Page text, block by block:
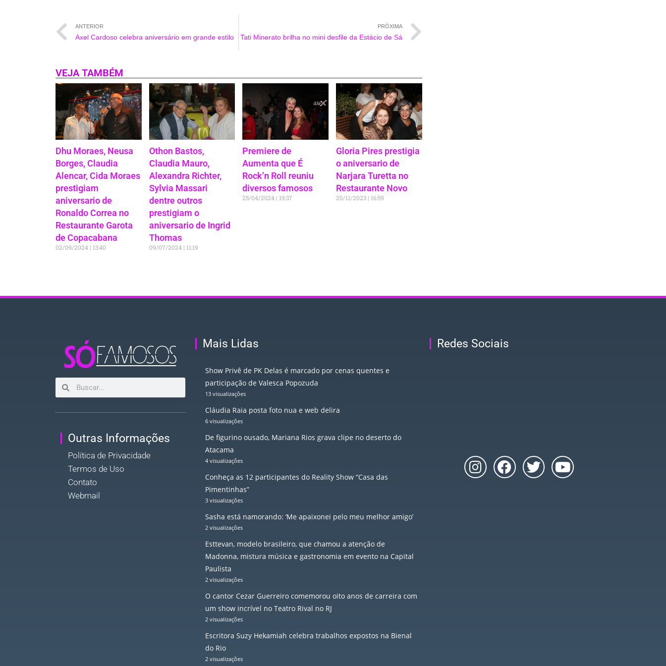
ANTERIOR
Axel Cardoso celebra aniversário em grande estilo
PRÓXIMA
Tati Minerato brilha no mini desfile da Estácio de Sá
VEJA TAMBÉM
Dhu Moraes, Neusa
Borges, Claudia
Alencar, Cida Moraes
prestigiam
aniversario de
Ronaldo Correa no
Restaurante Garota
de Copacabana
02/09/2024 13:40
Othon Bastos,
Claudia Mauro,
Alexandra Richter,
Sylvia Massari
dentre outros
prestigiam o
aniversario de Ingrid
Thomas
09/07/2024 11:19
Premiere de
Aumenta que É
Rock’n Roll reuniu
diversos famosos
25/04/2024 19:37
Gloria Pires prestigia
o aniversario de
Narjara Turetta no
Restaurante Novo
20/11/2023 16:59
Outras Informações
Política de Privacidade
Termos de Uso
Contato
Webmail
Mais Lidas
Show Privê de PK Delas é marcado por cenas quentes e
participação de Valesca Popozuda
13 visualizações
Cláudia Raia posta foto nua e web delira
6 visualizações
De figurino ousado, Mariana Rios grava clipe no deserto do
Atacama
4 visualizações
Conheça as 12 participantes do Reality Show “Casa das
Pimentinhas”
3 visualizações
Sasha está namorando: ‘Me apaixonei pelo meu melhor amigo’
2 visualizações
Esttevan, modelo brasileiro, que chamou a atenção de
Madonna, mistura música e gastronomia em evento na Capital
Paulista
2 visualizações
O cantor Cezar Guerreiro comemorou oito anos de carreira com
um show incrível no Teatro Rival no RJ
2 visualizações
Escritora Suzy Hekamiah celebra trabalhos expostos na Bienal
do Rio
2 visualizações
Redes Sociais